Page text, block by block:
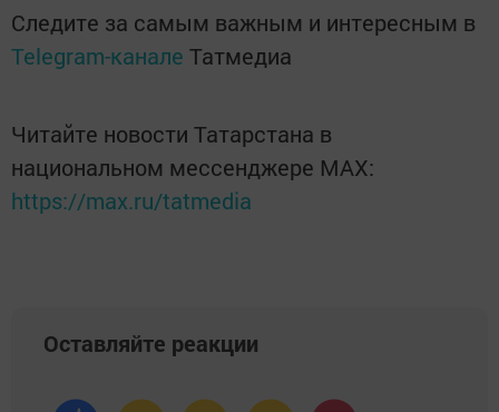
Следите за самым важным и интересным в
Telegram-канале Татмедиа
Читайте новости Татарстана в
национальном мессенджере MАХ:
https://max.ru/tatmedia
Оставляйте реакции